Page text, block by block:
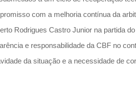
com a melhoria contínua da
Rodrigues Castro Junior na partida
e responsabilidade da CBF no
da situação e a necessidade de